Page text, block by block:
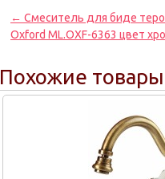
← Смеситель для биде
Oxford ML.OXF-6363 цвет
Похожие товары